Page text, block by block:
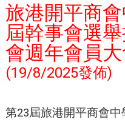
旅港開平商
屆幹事會選
會週年會員
(19/8/2025發佈)
第23屆旅港開平商會